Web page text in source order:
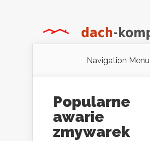
Navigation Menu
Popularne
awarie
zmywarek